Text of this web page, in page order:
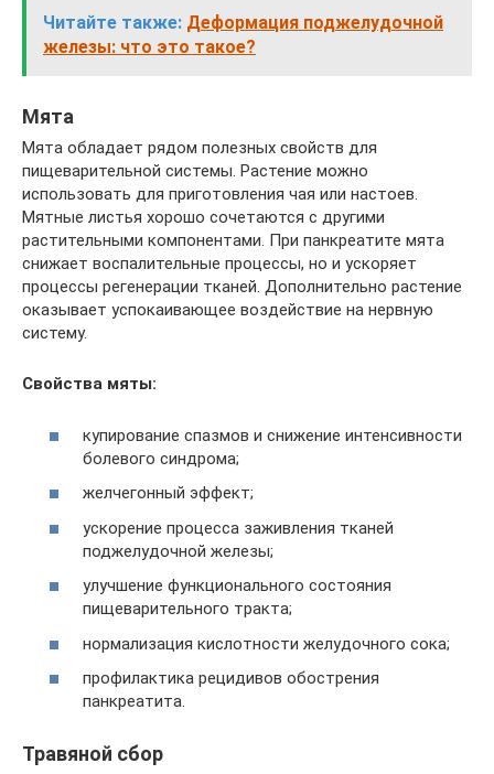
Читайте также: Деформация поджелудочной
железы: что это такое?
Мята
Мята обладает рядом полезных свойств для
пищеварительной системы. Растение можно
использовать для приготовления чая или настоев.
Мятные листья хорошо сочетаются с другими
растительными компонентами. При панкреатите мята
снижает воспалительные процессы, но и ускоряет
процессы регенерации тканей. Дополнительно растение
оказывает успокаивающее воздействие на нервную
систему.
Свойства мяты:
купирование спазмов и снижение интенсивности
болевого синдрома;
желчегонный эффект;
ускорение процесса заживления тканей
поджелудочной железы;
улучшение функционального состояния
пищеварительного тракта;
нормализация кислотности желудочного сока;
профилактика рецидивов обострения
панкреатита.
Травяной сбор